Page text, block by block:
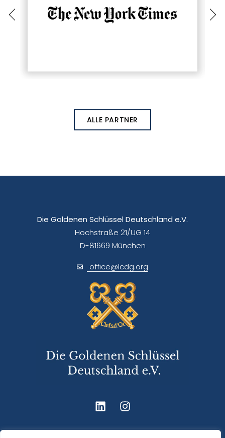
ALLE PARTNER
Die Goldenen Schlüssel Deutschland e.V.
Hochstraße 21/UG 14
D-81669 München
office@lcdg.org